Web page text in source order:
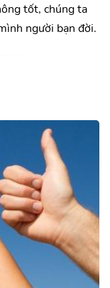
tốt, chúng ta
người bạn đời.